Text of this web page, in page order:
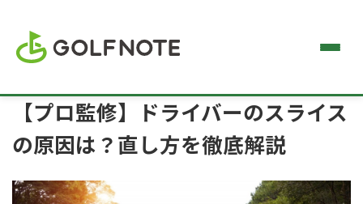
【プロ監修】ドライバーのスライス
の原因は？直し方を徹底解説